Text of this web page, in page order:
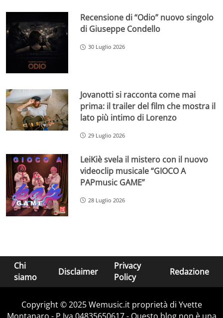
Recensione di “Odio” nuovo singolo
di Giuseppe Condello
30 Luglio 2026
Jovanotti si racconta come mai
prima: il trailer del film che mostra il
lato più intimo di Lorenzo
29 Luglio 2026
LeiKiè svela il mistero con il nuovo
videoclip musicale “GIOCO A
PAPmusic GAME”
28 Luglio 2026
Chi
siamo
Disclaimer
Privacy
Policy
Redazione
Copyright © 2025 Wemusic.it proprietà di Yvette